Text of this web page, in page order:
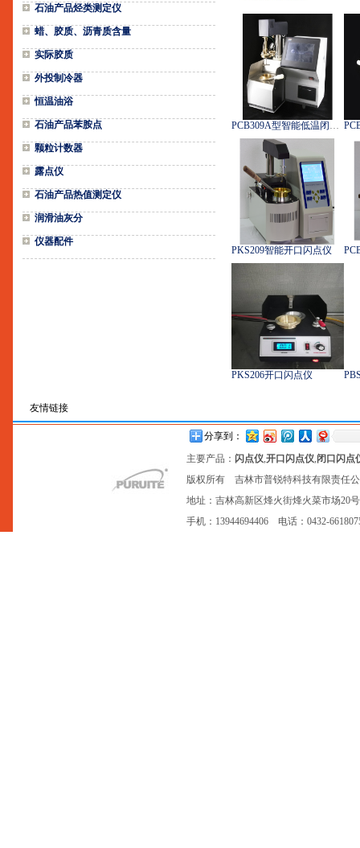
石油产品烃类测定仪
蜡、胶质、沥青质含量
实际胶质
外投制冷器
恒温油浴
石油产品苯胺点
颗粒计数器
露点仪
石油产品热值测定仪
润滑油灰分
仪器配件
PCB309A型智能低温闭口闪点测定仪
PKS209智能开口闪点仪
PKS206开口闪点仪
友情链接
分享到：
主要产品： 闪点仪,开口闪点仪,闭口闪点
版权所有 吉林市普锐特科技有限责任
地址：吉林高新区烽火街烽火菜市场20
手机：13944694406 电话：0432-